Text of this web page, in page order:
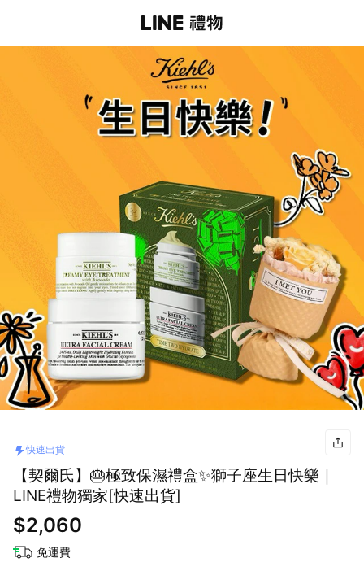
快速出貨
【契爾氏】🎂極致保濕禮盒​✨獅子座生日快樂｜
LINE禮物獨家[快速出貨]
$2,060
免運費